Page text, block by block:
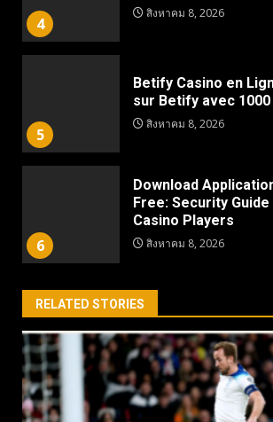
4
สิงหาคม 8, 2026
5
Betify Casino en
sur Betify avec 1000
สิงหาคม 8, 2026
6
Download
Free: Security
Casino Players
สิงหาคม 8, 2026
RELATED STORIES